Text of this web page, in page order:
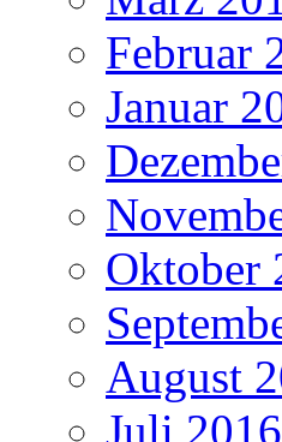
Februar
Januar
Oktober
August
Juli 2016